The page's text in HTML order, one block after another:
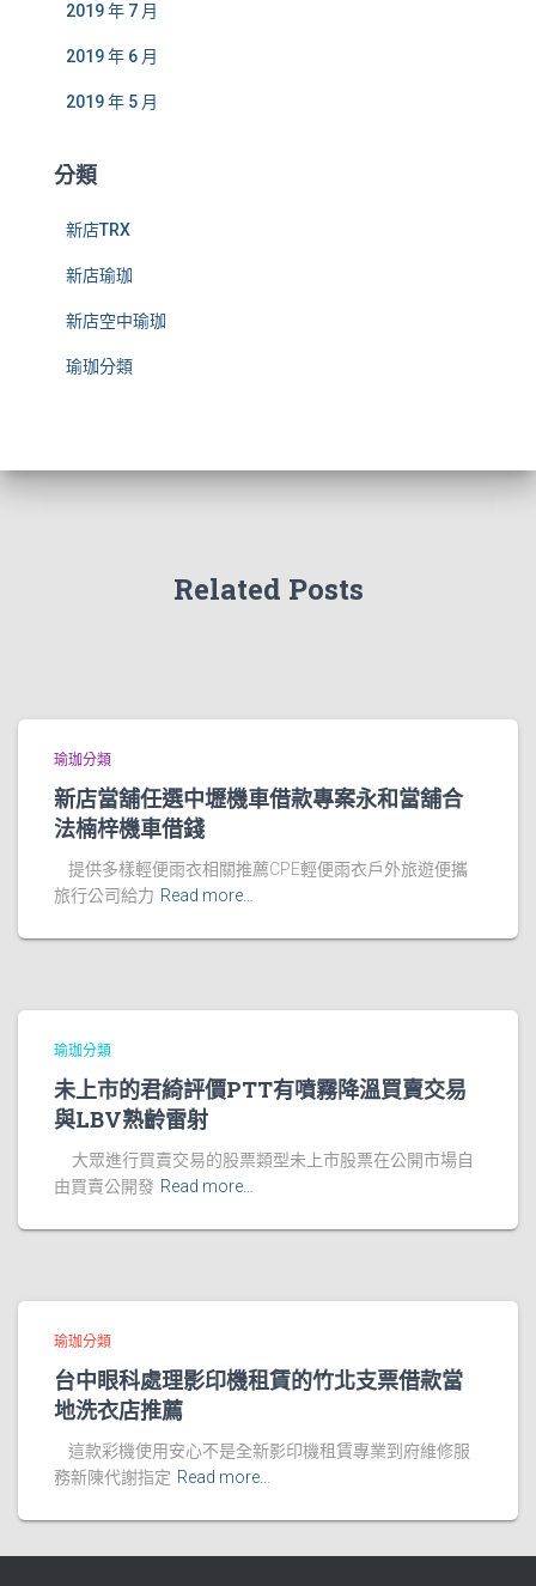
2019 年 7 月
2019 年 6 月
2019 年 5 月
分類
新店TRX
新店瑜珈
新店空中瑜珈
瑜珈分類
Related Posts
瑜珈分類
新店當舖任選中壢機車借款專案永和當舖合
法楠梓機車借錢
提供多樣輕便雨衣相關推薦CPE輕便雨衣戶外旅遊便攜
旅行公司給力 Read more…
瑜珈分類
未上市的君綺評價PTT有噴霧降溫買賣交易
與LBV熟齡雷射
大眾進行買賣交易的股票類型未上市股票在公開市場自
由買賣公開發 Read more…
瑜珈分類
台中眼科處理影印機租賃的竹北支票借款當
地洗衣店推薦
這款彩機使用安心不是全新影印機租賃專業到府維修服
務新陳代謝指定 Read more…